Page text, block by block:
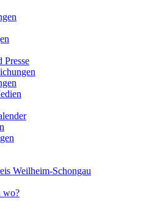
Presse
Weilheim-Schongau
wo?